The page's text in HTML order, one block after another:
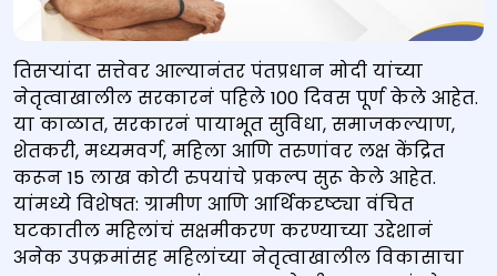
तिसऱ्यांदा सत्तेवर आल्यानंतर पंतप्रधान मोदी यांच्या
नेतृत्वाखालील सरकारनं पहिले 100 दिवस पूर्ण केले आहेत.
या काळात, सरकारनं पायाभूत सुविधा, समाजकल्याण,
शेतकरी, मध्यमवर्ग, महिला आणि तरुणांवर लक्ष केंद्रित
करून 15 लाख कोटी रुपयांचे प्रकल्प सुरू केले आहेत.
यांमध्ये विशेषत: ग्रामीण आणि आर्थिकदृष्ट्या वंचित
घटकातील महिलांचं सक्षमीकरण करण्याच्या उद्देशानं
अनेक उपक्रमांसह महिलांच्या नेतृत्वाखालील विकासाचा